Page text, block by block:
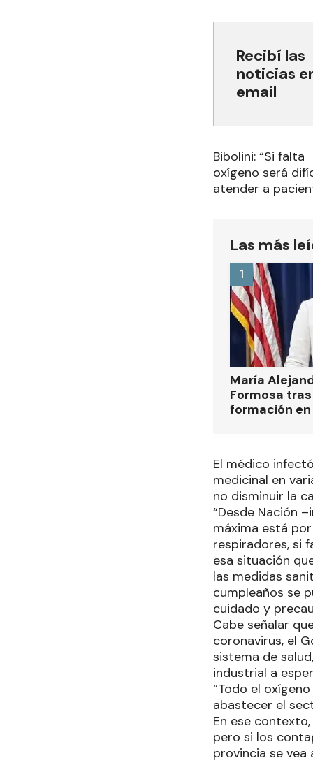
Recibí las
noticias
email
Bibolini: “Si falta
oxígeno será
atender a
Las más
María
Formosa
formación
1
El médico
medicinal en
no disminuir la
“Desde Nación
máxima está
respiradores, si
esa situación
las medidas
cumpleaños se
cuidado y
Cabe señalar
coronavirus, el
sistema de
industrial a
“Todo el
abastecer el
En ese
pero si los
provincia se vea